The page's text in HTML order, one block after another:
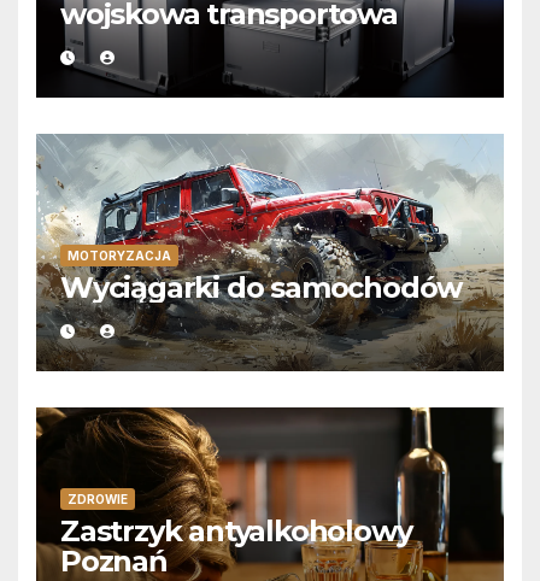
wojskowa transportowa
MOTORYZACJA
Wyciągarki do samochodów
ZDROWIE
Zastrzyk antyalkoholowy
Poznań